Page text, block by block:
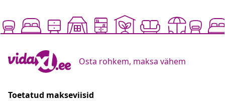
Osta rohkem, maksa vähem
Toetatud makseviisid